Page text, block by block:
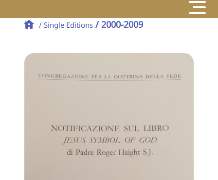
/ Single Editions / 2000-2009